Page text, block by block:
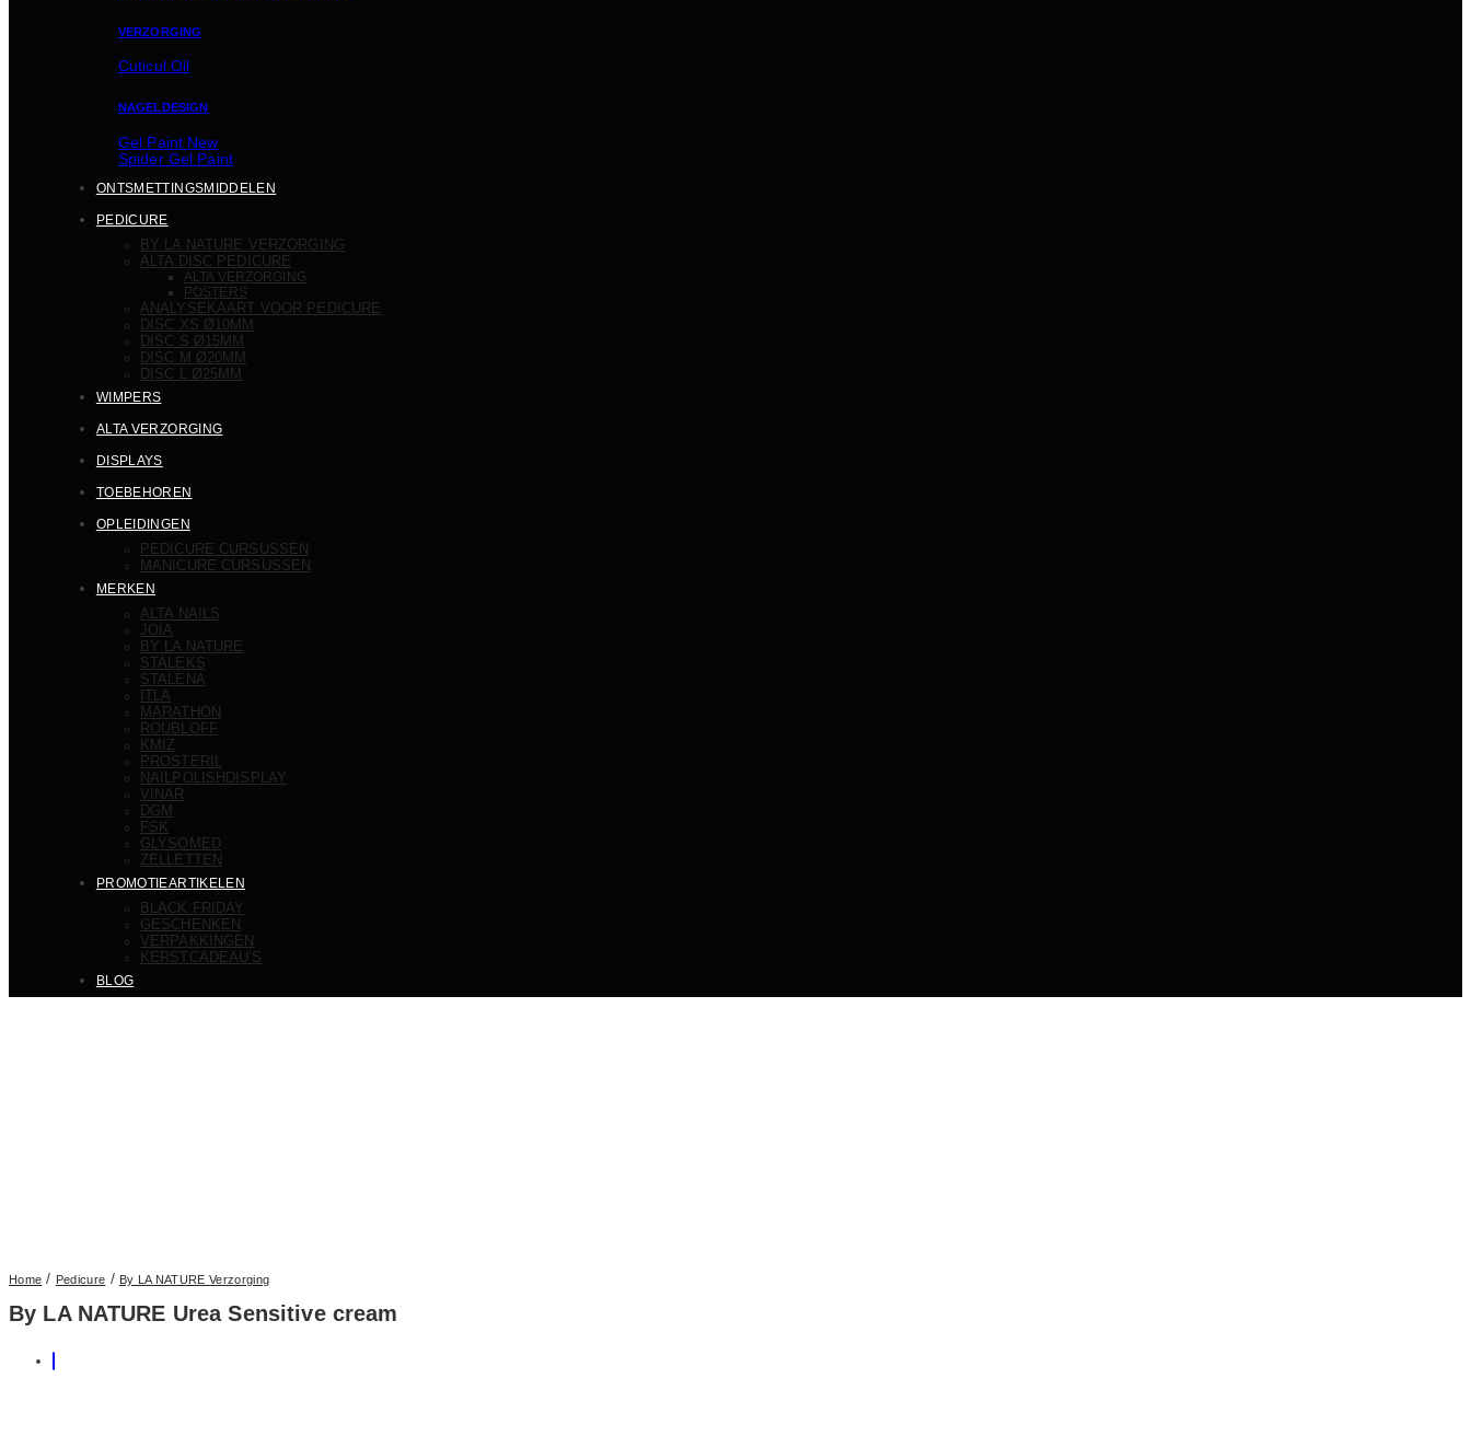
VERZORGING
Cuticul Oil
NAGELDESIGN
Gel Paint
Spider Gel Paint
ONTSMETTINGSMIDDELEN
PEDICURE
BY LA NATURE VERZORGING
ALTA DISC PEDICURE
ALTA VERZORGING
POSTERS
ANALYSEKAART VOOR PEDICURE
DISC XS Ø10MM
DISC S Ø15MM
DISC M Ø20MM
DISC L Ø25MM
WIMPERS
ALTA VERZORGING
DISPLAYS
TOEBEHOREN
OPLEIDINGEN
PEDICURE CURSUSSEN
MANICURE CURSUSSEN
MERKEN
ALTA NAILS
JOIA
BY LA NATURE
STALEKS
STALENA
ITLA
MARATHON
ROUBLOFF
KMIZ
PROSTERIL
NAILPOLISHDISPLAY
VINAR
DGM
FSK
GLYSOMED
ZELLETTEN
PROMOTIEARTIKELEN
BLACK FRIDAY
GESCHENKEN
VERPAKKINGEN
KERSTCADEAU’S
BLOG
Home / Pedicure / By LA NATURE Verzorging
By LA NATURE Urea Sensitive cream